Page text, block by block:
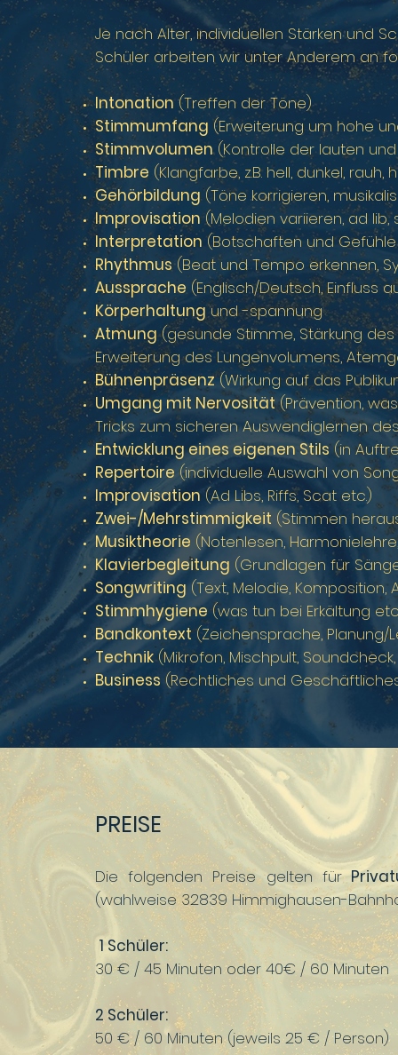
Je nach Alter, individuellen Stärken und
Schüler arbeiten wir unter Anderem an
Intonation (Treffen der Töne)
Stimmumfang (Erweiterung um hohe
Stimmvolumen(Kontrolle der lauten
Timbre (Klangfarbe, z.B. hell, dunkel, rauh,
Gehörbildung (Töne korrigieren,
Improvisation(Melodien variieren, ad
Interpretation (Botschaften und
Rhythmus(Beat und Tempo erkennen,
Aussprache (Englisch/Deutsch, Einfluss
Körperhaltungund -spannung
Atmung(gesunde Stimme, Stärkung
Erweiterung des Lungenvolumens,
Bühnenpräsenz(Wirkung auf das
Umgang mit Nervosität(Prävention,
Tricks zum sicheren Auswendiglernen
Entwicklung eines eigenen Stils(in
Repertoire (individuelle Auswahl von
Improvisation (Ad Libs, Riffs, Scat etc.)
Zwei-/Mehrstimmigkeit (Stimmen
Musiktheorie (Notenlesen,
Klavierbegleitung (Grundlagen für
Songwriting (Text, Melodie,
Stimmhygiene(was tun bei Erkältung
Bandkontext (Zeichensprache, Planung/
Technik(Mikrofon, Mischpult,
Business (Rechtliches und
PREISE
Die folgenden Preise gelten für
(wahlweise 32839 Himmighausen-
1 Schüler:
30 € / 45 Minuten oder 40€ / 60 Minuten
2 Schüler:
50 € / 60 Minuten (jeweils 25 € / Person)